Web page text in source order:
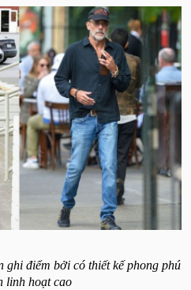
ghi điểm bởi có thiết kế phong phú
linh hoạt cao